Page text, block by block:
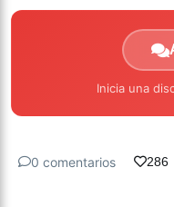
Inicia una
0 comentarios 286